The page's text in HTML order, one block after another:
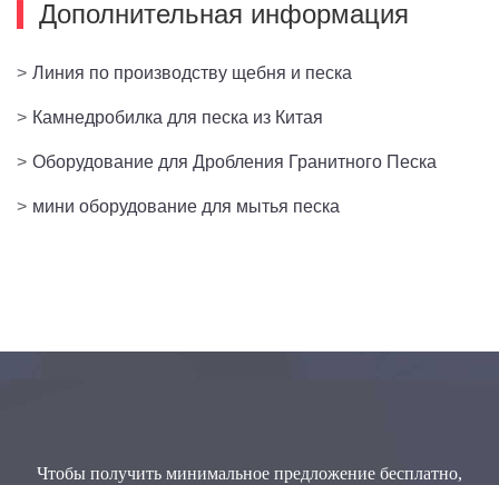
Дополнительная информация
> Линия по производству щебня и песка
> Камнедробилка для песка из Китая
> Оборудование для Дробления Гранитного Песка
> мини оборудование для мытья песка
Чтобы получить минимальное предложение бесплатно,